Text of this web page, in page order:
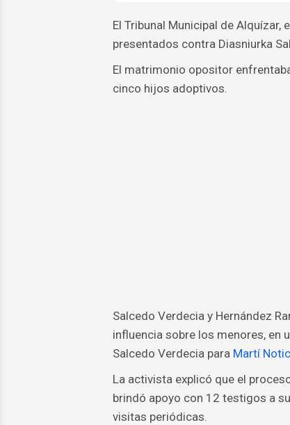
El Tribunal Municipal de
presentados contra Diasniurka
El matrimonio opositor
cinco hijos adoptivos.
Salcedo Verdecia y Hernández
influencia sobre los menores, en
Salcedo Verdecia para Martí
La activista explicó que el
brindó apoyo con 12 testigos a
visitas periódicas.